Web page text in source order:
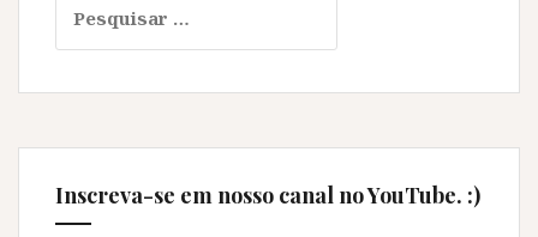
por:
Inscreva-se em nosso canal no YouTube. :)